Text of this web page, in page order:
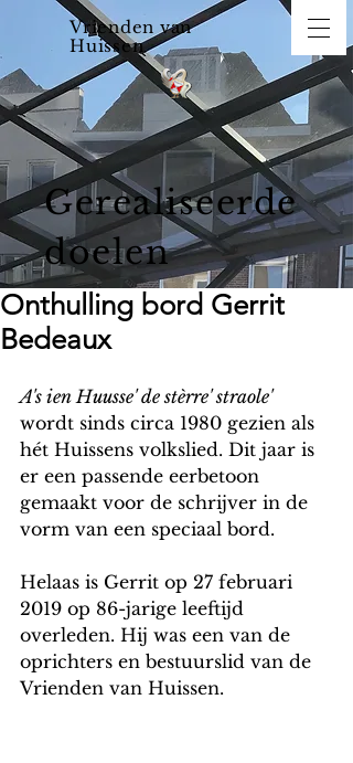
Vrienden van
Huissen
Gerealiseerde
doelen
Onthulling bord Gerrit
Bedeaux
A's ien Huusse' de stèrre' straole'
wordt sinds circa 1980 gezien als
hét Huissens volkslied. Dit jaar is
er een passende eerbetoon
gemaakt voor de schrijver in de
vorm van een speciaal bord.
Helaas is Gerrit op 27 februari
2019 op 86-jarige leeftijd
overleden. Hij was een van de
oprichters en bestuurslid van de
Vrienden van Huissen.